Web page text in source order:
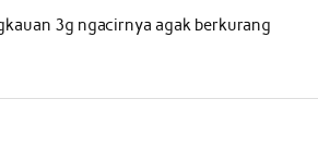
3g ngacirnya agak berkurang